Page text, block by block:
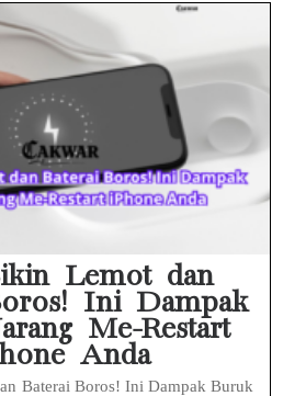
Lemot dan
Ini Dampak
Me-Restart
Anda
Baterai Boros! Ini Dampak Buruk